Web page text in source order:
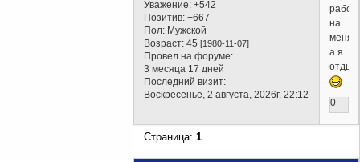
Уважение: +542
Позитив: +667
Пол: Мужской
Возраст: 45[1980-11-07]
Провел на форуме:
3 месяца 17 дней
Последний визит:
Воскресенье, 2 августа, 2026г. 22:12
на
меня,
а я
0
Страница:1